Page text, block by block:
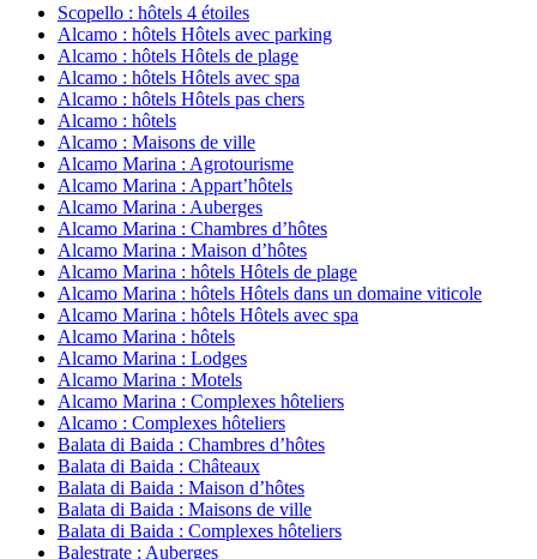
Scopello : hôtels 4 étoiles
Alcamo : hôtels Hôtels avec parking
Alcamo : hôtels Hôtels de plage
Alcamo : hôtels Hôtels avec spa
Alcamo : hôtels Hôtels pas chers
Alcamo : hôtels
Alcamo : Maisons de ville
Alcamo Marina : Agrotourisme
Alcamo Marina : Appart’hôtels
Alcamo Marina : Auberges
Alcamo Marina : Chambres d’hôtes
Alcamo Marina : Maison d’hôtes
Alcamo Marina : hôtels Hôtels de plage
Alcamo Marina : hôtels Hôtels dans un domaine viticole
Alcamo Marina : hôtels Hôtels avec spa
Alcamo Marina : hôtels
Alcamo Marina : Lodges
Alcamo Marina : Motels
Alcamo Marina : Complexes hôteliers
Alcamo : Complexes hôteliers
Balata di Baida : Chambres d’hôtes
Balata di Baida : Châteaux
Balata di Baida : Maison d’hôtes
Balata di Baida : Maisons de ville
Balata di Baida : Complexes hôteliers
Balestrate : Auberges